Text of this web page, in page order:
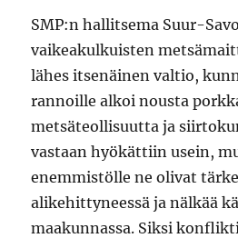
SMP:n hallitsema Suur-
vaikeakulkuisten
lähes itsenäinen valtio,
rannoille alkoi nousta
metsäteollisuutta ja
vastaan hyökättiin usein,
enemmistölle ne olivat
alikehittyneessä ja nälkää
maakunnassa. Siksi